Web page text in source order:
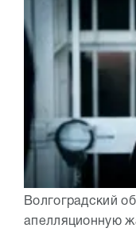
Волгоградский
апелляционную